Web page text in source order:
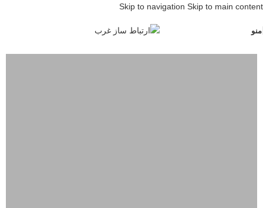
Skip to navigation Skip to main content
منو